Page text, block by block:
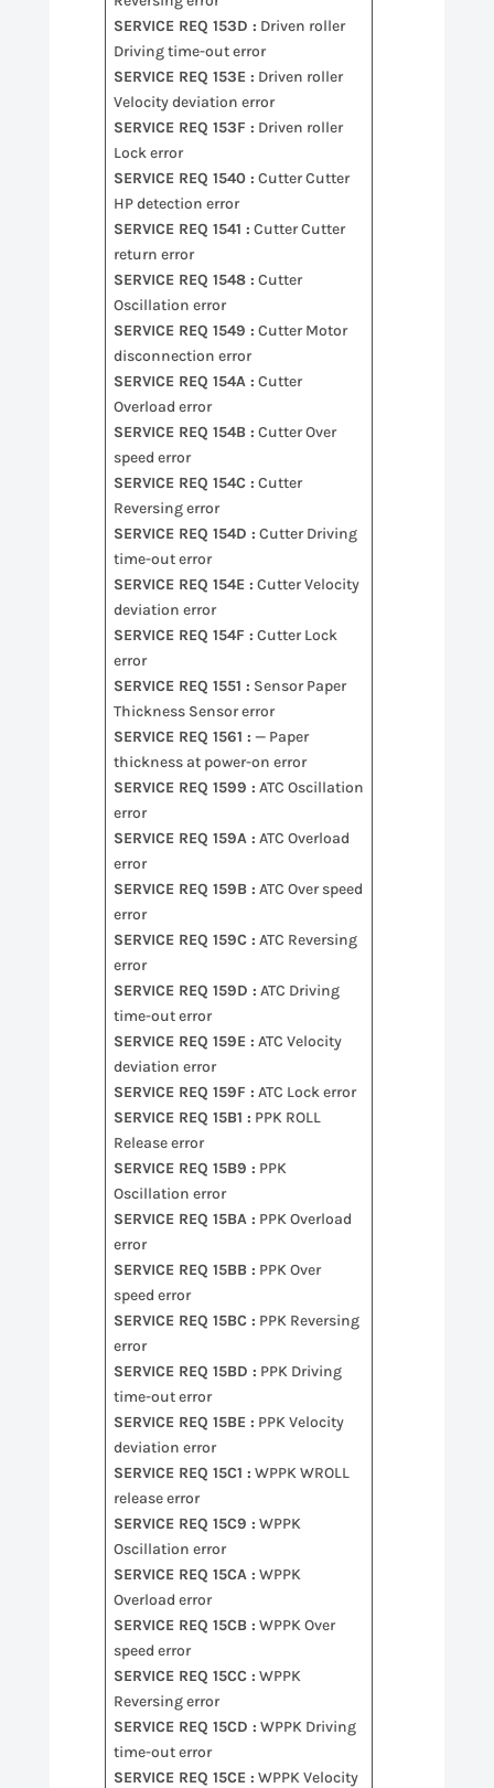
SERVICE REQ 153D : Driven roller
Driving time-out error
SERVICE REQ 153E : Driven roller
Velocity deviation error
SERVICE REQ 153F : Driven roller
Lock error
SERVICE REQ 1540 : Cutter Cutter
HP detection error
SERVICE REQ 1541 : Cutter Cutter
return error
SERVICE REQ 1548 : Cutter
Oscillation error
SERVICE REQ 1549 : Cutter Motor
disconnection error
SERVICE REQ 154A : Cutter
Overload error
SERVICE REQ 154B : Cutter Over
speed error
SERVICE REQ 154C : Cutter
Reversing error
SERVICE REQ 154D : Cutter Driving
time-out error
SERVICE REQ 154E : Cutter Velocity
deviation error
SERVICE REQ 154F : Cutter Lock
error
SERVICE REQ 1551 : Sensor Paper
Thickness Sensor error
SERVICE REQ 1561 : — Paper
thickness at power-on error
SERVICE REQ 1599 : ATC Oscillation
error
SERVICE REQ 159A : ATC Overload
error
SERVICE REQ 159B : ATC Over speed
error
SERVICE REQ 159C : ATC Reversing
error
SERVICE REQ 159D : ATC Driving
time-out error
SERVICE REQ 159E : ATC Velocity
deviation error
SERVICE REQ 159F : ATC Lock error
SERVICE REQ 15B1 : PPK ROLL
Release error
SERVICE REQ 15B9 : PPK
Oscillation error
SERVICE REQ 15BA : PPK Overload
error
SERVICE REQ 15BB : PPK Over
speed error
SERVICE REQ 15BC : PPK Reversing
error
SERVICE REQ 15BD : PPK Driving
time-out error
SERVICE REQ 15BE : PPK Velocity
deviation error
SERVICE REQ 15C1 : WPPK WROLL
release error
SERVICE REQ 15C9 : WPPK
Oscillation error
SERVICE REQ 15CA : WPPK
Overload error
SERVICE REQ 15CB : WPPK Over
speed error
SERVICE REQ 15CC : WPPK
Reversing error
SERVICE REQ 15CD : WPPK Driving
time-out error
SERVICE REQ 15CE : WPPK Velocity